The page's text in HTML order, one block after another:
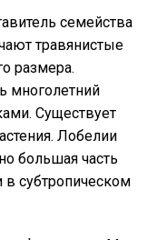
семейства
травянистые
размера.
многолетний
Существует
Лобелии
большая часть
в субтропическом